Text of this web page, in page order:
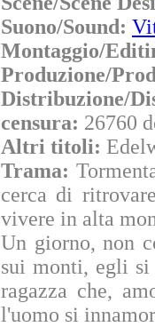
Suono/Sound:
Montaggio/
Produzione/
Distribuzione/
censura: 26760
Altri titoli:
Trama:
cerca di
vivere in alta
Un giorno, non
sui monti, egli si
ragazza che,
l'uomo si